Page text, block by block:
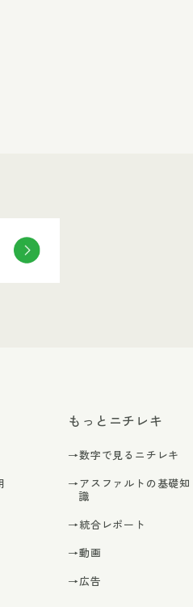
もっとニチレキ
→数字で見るニチレキ
→アスファルトの基礎知
識
→統合レポート
→動画
→広告